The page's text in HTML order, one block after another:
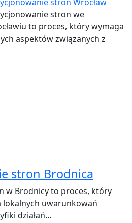
stron we
to proces, który wymaga
aspektów związanych z
stron Brodnica
w Brodnicy to proces, który
uwarunkowań
działań…